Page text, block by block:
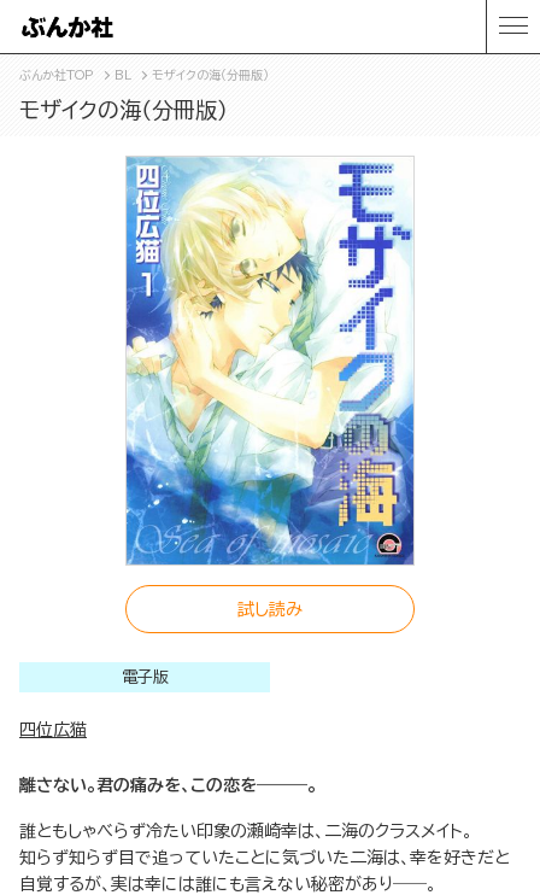
ぶんか社TOP BL モザイクの海（分冊版）
モザイクの海（分冊版）
試し読み
電子版
四位広猫
離さない。君の痛みを、この恋を―――。
誰ともしゃべらず冷たい印象の瀬崎幸は、二海のクラスメイト。
知らず知らず目で追っていたことに気づいた二海は、幸を好きだと
自覚するが、実は幸には誰にも言えない秘密があり――。